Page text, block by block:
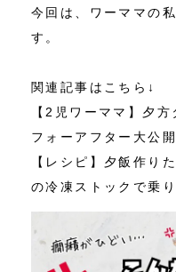
今回は、ワーママの
す。
関連記事はこちら↓
【2児ワーママ】夕
フォーアフター大公開
【レシピ】夕飯作り
の冷凍ストックで乗